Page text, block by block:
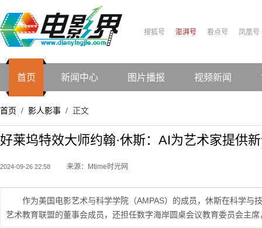
搜狐号 澎湃号 看点号 凤凰号
首页 新闻中心 图片播报 视频新闻
首页 / 影人影事 / 正文
好莱坞特效大师约翰·休斯：AI为艺术家提供
2024-09-26 22:58 来源：Mtime时光网
作为美国电影艺术与科学学院（AMPAS）的成员，休斯在科学与
艺术教育联盟的董事会成员，还担任数字海岸圆桌会议教育委员会主